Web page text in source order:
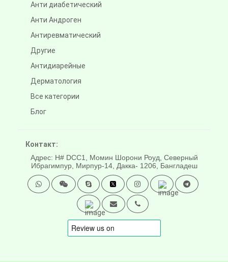
Анти диабетический
Анти Андроген
Антиревматический
Другие
Антидиарейные
Дерматология
Все категории
Блог
Контакт:
Адрес: H# DCC1, Момин Шорони Роуд, Северный
Ибрагимпур, Мирпур-14, Дакка- 1206, Бангладеш